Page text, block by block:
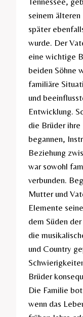
seinem
später
wurde. Der
eine wichtige
beiden Söhne
familiäre
und
Entwicklung.
die Brüder
begannen,
Beziehung
war sowohl
verbunden.
Mutter und
Elemente
dem Süden
die
und Country
Brüder
Die Familie
wenn das